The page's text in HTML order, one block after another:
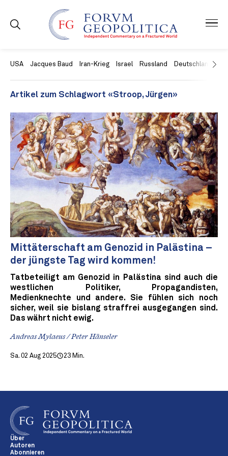
USA Jacques Baud Iran-Krieg Israel Russland Deutschland
Artikel zum Schlagwort «Stroop, Jürgen»
Mittäterschaft am Genozid in Palästina –
der jüngste Tag wird kommen!
Tatbeteiligt am Genozid in Palästina sind auch die
westlichen Politiker, Propagandisten,
Medienknechte und andere. Sie fühlen sich noch
sicher, weil sie bislang straffrei ausgegangen sind.
Das währt nicht ewig.
Andreas Mylaeus / Peter Hänseler
Sa. 02 Aug 2025 23 Min.
Über
Autoren
Abonnieren